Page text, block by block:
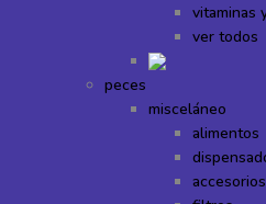
vitaminas
ver todos
peces
misceláneo
alimentos
accesorios